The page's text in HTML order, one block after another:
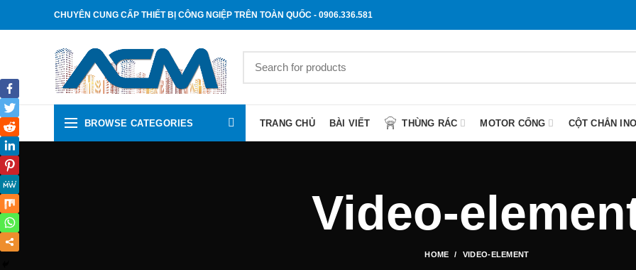
CHUYÊN CUNG CẤP THIẾT BỊ CÔNG NGIỆP TRÊN TOÀN QUỐC - 0906.336.581
BROWSE CATEGORIES TRANG CHỦ BÀI VIẾT THÙNG RÁC MOTOR CỔNG CỘT CHẮN
Video-
HOME VIDEO-ELEMENT